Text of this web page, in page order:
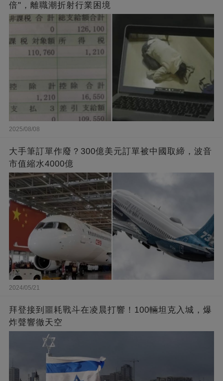
倍"，離職潮折射行業困境
2025/08/08
大手筆訂單作廢？300億美元訂單被中國取締，波音
市值縮水4000億
2024/05/21
拜登接到噩耗戰斗在凌晨打響！100輛坦克入城，爆
炸聲響徹天空